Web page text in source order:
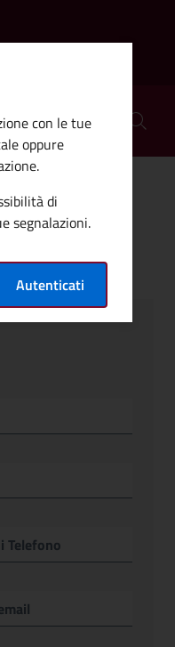
|
con le tue
oppure
di
segnalazioni.
Autenticati